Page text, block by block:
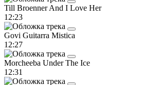
Till BroennerAnd I Love Her
12:23
Govi Guitarra Mistica
12:27
Morcheeba Under The Ice
12:31